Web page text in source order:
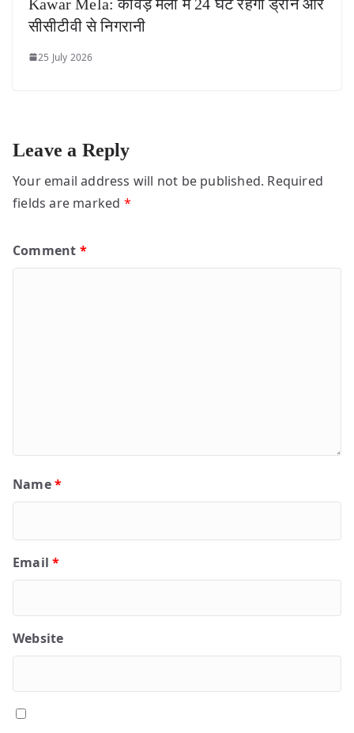
Kawar Mela: कांवड़ मेला में 24 घंटे रहेगी ड्रोन और
सीसीटीवी से निगरानी
25 July 2026
Leave a Reply
Your email address will not be published. Required
fields are marked *
Comment *
Name*
Email*
Website